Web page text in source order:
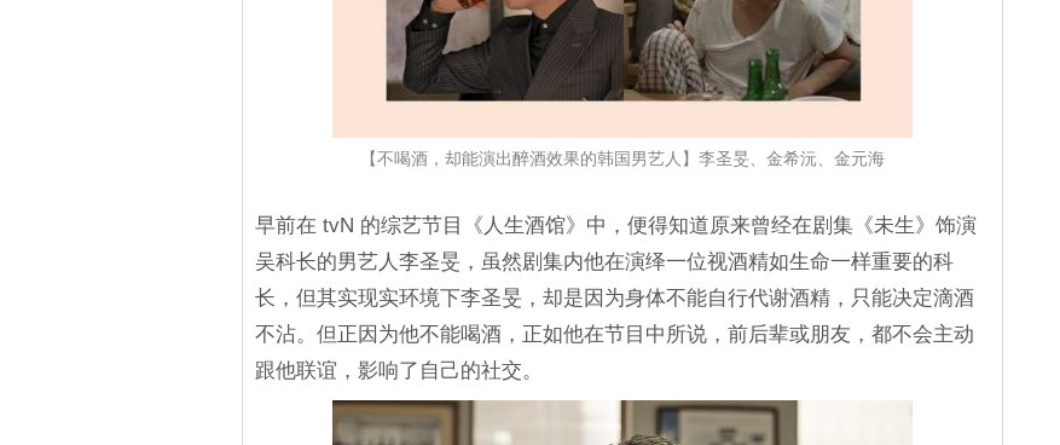
【不喝酒，却能演出醉酒效果的韩国男艺人】李圣旻、金希沅、金元海
早前在 tvN 的综艺节目《人生酒馆》中，便得知道原来曾经在剧集《未生》饰演
吴科长的男艺人李圣旻，虽然剧集内他在演绎一位视酒精如生命一样重要的科
长，但其实现实环境下李圣旻，却是因为身体不能自行代谢酒精，只能决定滴酒
不沾。但正因为他不能喝酒，正如他在节目中所说，前后辈或朋友，都不会主动
跟他联谊，影响了自己的社交。